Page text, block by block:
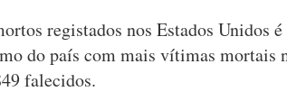
registados nos Estados Unidos
do país com mais vítimas mortais
falecidos.